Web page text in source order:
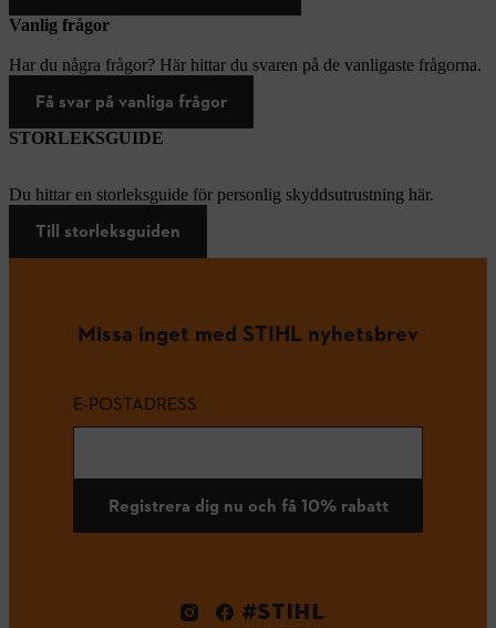
Vanlig frågor
Har du några frågor? Här hittar du svaren på de vanligaste frågorna.
Få svar på vanliga frågor
STORLEKSGUIDE
Du hittar en storleksguide för personlig skyddsutrustning här.
Till storleksguiden
Missa inget med STIHL nyhetsbrev
E-POSTADRESS
Registrera dig nu och få 10% rabatt
#STIHL